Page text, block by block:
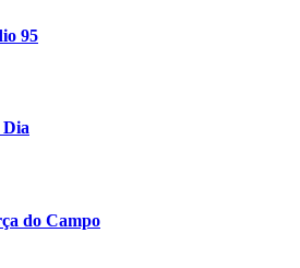
95
Dia
do Campo